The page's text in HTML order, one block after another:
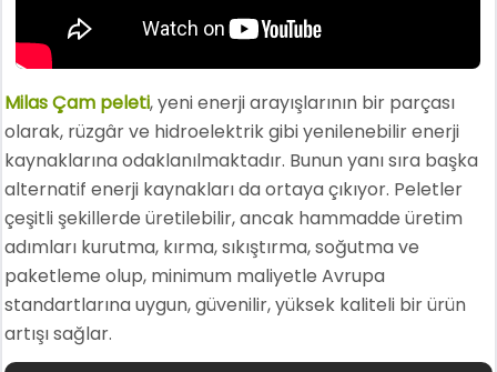
Milas Çam peleti, yeni enerji arayışlarının bir parçası
olarak, rüzgâr ve hidroelektrik gibi yenilenebilir enerji
kaynaklarına odaklanılmaktadır. Bunun yanı sıra başka
alternatif enerji kaynakları da ortaya çıkıyor. Peletler
çeşitli şekillerde üretilebilir, ancak hammadde üretim
adımları kurutma, kırma, sıkıştırma, soğutma ve
paketleme olup, minimum maliyetle Avrupa
standartlarına uygun, güvenilir, yüksek kaliteli bir ürün
artışı sağlar.